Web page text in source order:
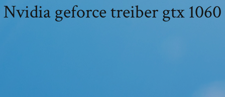
Nvidia geforce treiber gtx 1060